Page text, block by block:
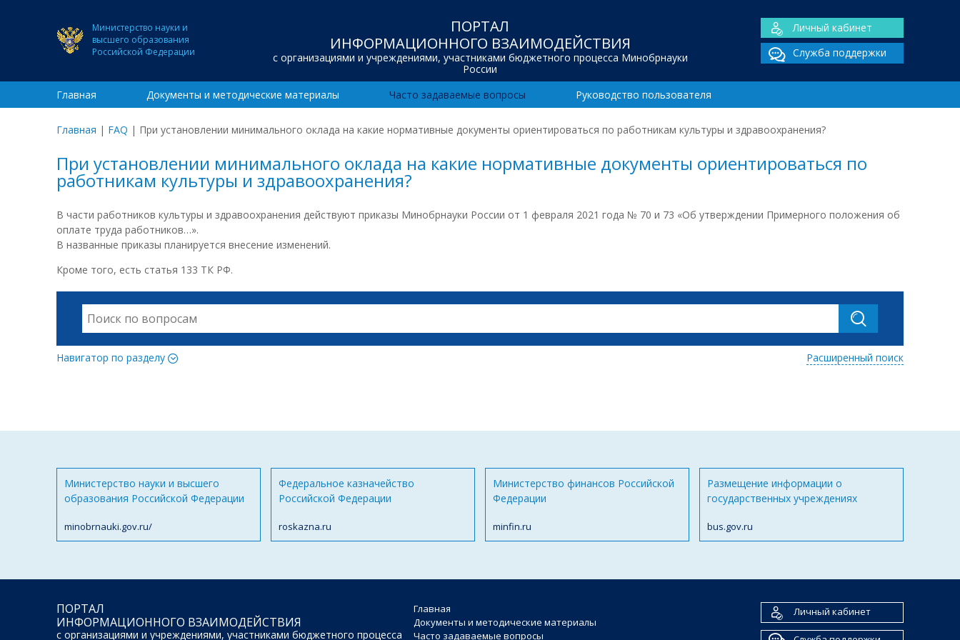
Министерство науки и
высшего образования
Российской Федерации
ПОРТАЛ
ИНФОРМАЦИОННОГО ВЗАИМОДЕЙСТВИЯ
с организациями и учреждениями, участниками бюджетного процесса Минобрнауки
России
Личный кабинет
Служба поддержки
Главная Документы и методические материалы Часто задаваемые вопросы Руководство пользователя
Главная | FAQ | При установлении минимального оклада на какие нормативные документы ориентироваться по работникам культуры и здравоохранения?
При установлении минимального оклада на какие нормативные документы ориентироваться по
работникам культуры и здравоохранения?
В части работников культуры и здравоохранения действуют приказы Минобрнауки России от 1 февраля 2021 года № 70 и 73 «Об утверждении Примерного положения об
оплате труда работников…».
В названные приказы планируется внесение изменений.
Кроме того, есть статья 133 ТК РФ.
Навигатор по разделу Расширенный поиск
Министерство науки и высшего
образования Российской Федерации
minobrnauki.gov.ru/
Федеральное казначейство
Российской Федерации
roskazna.ru
Министерство финансов Российской
Федерации
minfin.ru
Размещение информации о
государственных учреждениях
bus.gov.ru
ПОРТАЛ
ИНФОРМАЦИОННОГО ВЗАИМОДЕЙСТВИЯ
с организациями и учреждениями, участниками бюджетного процесса
Главная
Документы и методические материалы
Часто задаваемые вопросы
Личный кабинет